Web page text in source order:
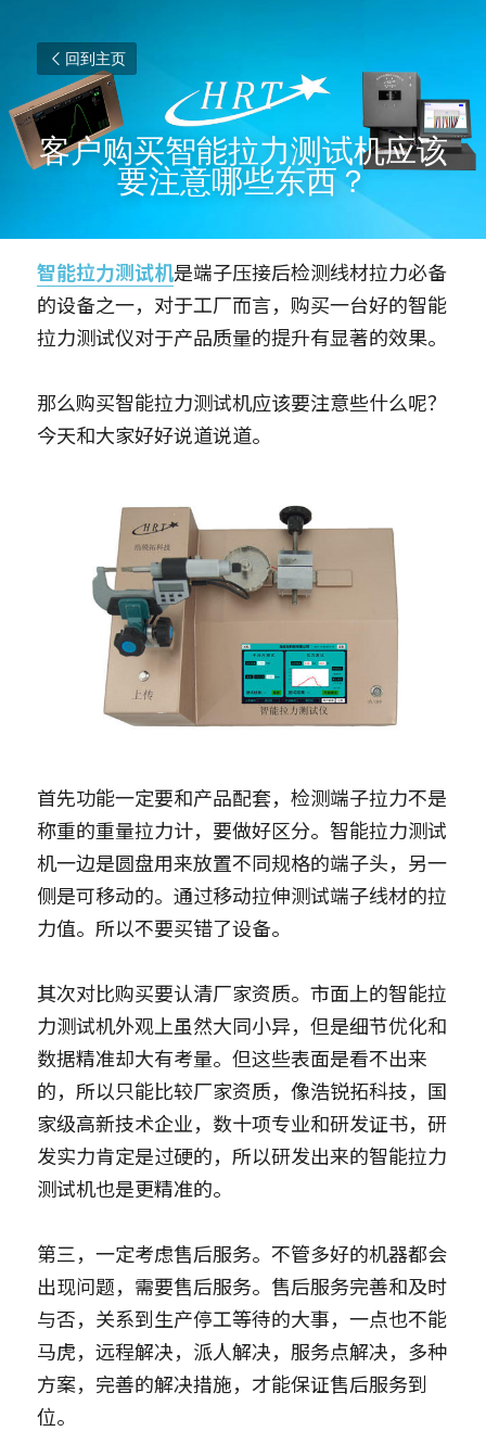
回到主页
客户购买智能拉力测试机应该
要注意哪些东西？
智能拉力测试机是端子压接后检测线材拉力必备
的设备之一，对于工厂而言，购买一台好的智能
拉力测试仪对于产品质量的提升有显著的效果。
那么购买智能拉力测试机应该要注意些什么呢？
今天和大家好好说道说道。
首先功能一定要和产品配套，检测端子拉力不是
称重的重量拉力计，要做好区分。智能拉力测试
机一边是圆盘用来放置不同规格的端子头，另一
侧是可移动的。通过移动拉伸测试端子线材的拉
力值。所以不要买错了设备。
其次对比购买要认清厂家资质。市面上的智能拉
力测试机外观上虽然大同小异，但是细节优化和
数据精准却大有考量。但这些表面是看不出来
的，所以只能比较厂家资质，像浩锐拓科技，国
家级高新技术企业，数十项专业和研发证书，研
发实力肯定是过硬的，所以研发出来的智能拉力
测试机也是更精准的。
第三，一定考虑售后服务。不管多好的机器都会
出现问题，需要售后服务。售后服务完善和及时
与否，关系到生产停工等待的大事，一点也不能
马虎，远程解决，派人解决，服务点解决，多种
方案，完善的解决措施，才能保证售后服务到
位。